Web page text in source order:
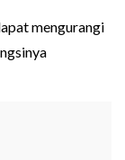
mengurangi